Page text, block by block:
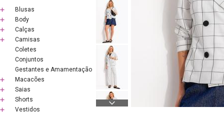
Blusas
Body
Calças
Camisas
Coletes
Conjuntos
Gestantes e Amamentação
Macacões
Saias
Shorts
Vestidos